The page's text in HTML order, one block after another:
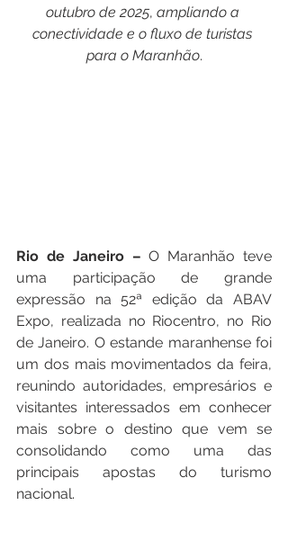
outubro de 2025, ampliando a
conectividade e o fluxo de turistas
para o Maranhão.
Rio de Janeiro – O Maranhão teve
uma participação de grande
expressão na 52ª edição da ABAV
Expo, realizada no Riocentro, no Rio
de Janeiro. O estande maranhense foi
um dos mais movimentados da feira,
reunindo autoridades, empresários e
visitantes interessados em conhecer
mais sobre o destino que vem se
consolidando como uma das
principais apostas do turismo
nacional.